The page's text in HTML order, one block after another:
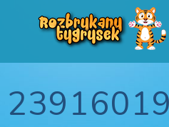
Profesjonalne animacje